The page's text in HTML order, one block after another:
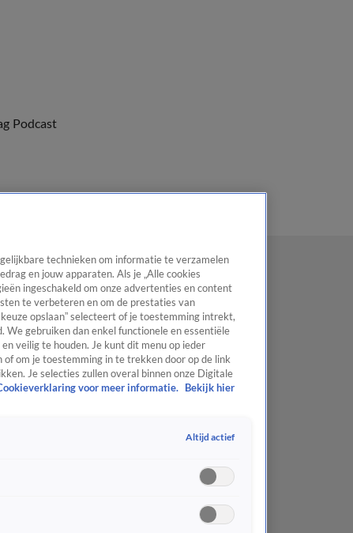
Podcast
technieken om informatie te verzamelen
en jouw apparaten. Als je „Alle cookies
ingeschakeld om onze advertenties en content
te verbeteren en om de prestaties van
opslaan” selecteert of je toestemming intrekt,
gebruiken dan enkel functionele en essentiële
veilig te houden. Je kunt dit menu op ieder
om je toestemming in te trekken door op de link
Je selecties zullen overal binnen onze Digitale
voor meer informatie. Bekijk hier
Altijd actief